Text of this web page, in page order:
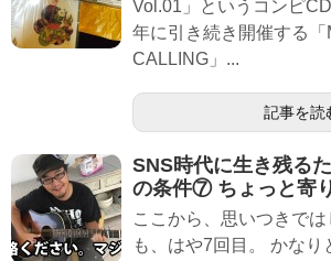
Vol.01」というコンピ
年に引き続き開催する「
CALLING」...
記事を読
SNS時代に生き残る
の条件⑦ ちょっと寄
ここから、思いつきで
も、はや7回目。 かなり